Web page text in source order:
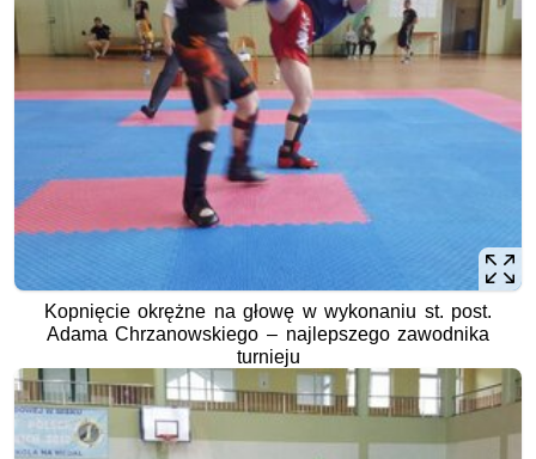
Kopnięcie okrężne na głowę w wykonaniu st. post.
Adama Chrzanowskiego – najlepszego zawodnika
turnieju